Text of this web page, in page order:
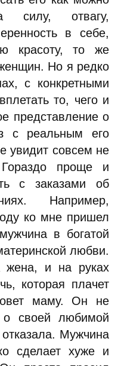
силу, отвагу,
в себе,
красоту, то же
Но я редко
с конкретными
то, чего и
представление о
с реальным его
увидит совсем не
проще и
с заказами об
Например,
ко мне пришел
в богатой
любви.
жена, и на руках
которая плачет
маму. Он не
своей любимой
Мужчина
сделает хуже и